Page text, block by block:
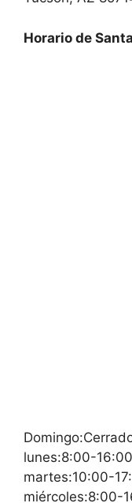
Horario de
lunes:8:00-16:00
martes:10:00-
miércoles:8:00-